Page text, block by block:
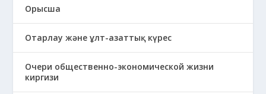
Орысша
Отарлау және ұлт-азаттық күрес
Очери общественно-экономической жизни
киргизи